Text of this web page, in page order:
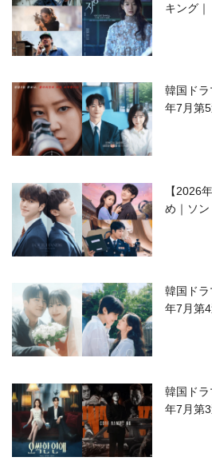
キング｜
韓国ド
年7月第
【2026
め｜ソン
韓国ド
年7月第
韓国ド
年7月第